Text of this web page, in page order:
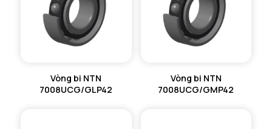
Vòng bi NTN
7008UCG/GLP42
Vòng bi NTN
7008UCG/GMP42